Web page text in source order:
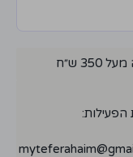
ש״ח